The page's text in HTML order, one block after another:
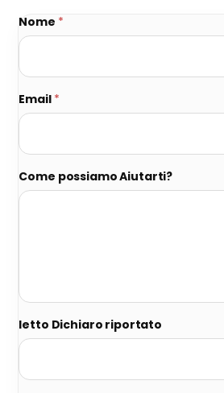
Nome *
Email *
Come possiamo Aiutarti?
letto Dichiaro riportato